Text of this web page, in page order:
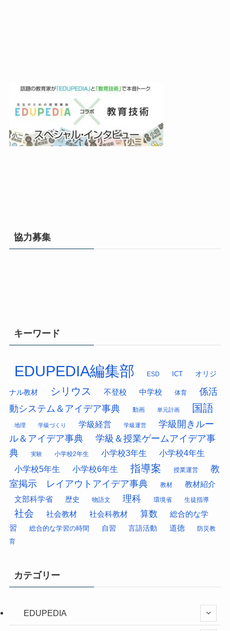
協力募集
キーワード
EDUPEDIA編集部 ESD ICT オリジ
ナル教材 シリウス 不登校 中学校 体育
係活
動システム＆アイデア事典
動画 単元計画 国語
地理 学級づくり 学級経営 学級運営
学級開きルー
ル＆アイデア事典
学級＆授業ゲームアイデア事
典
実験 小学校2年生 小学校3年生
小学校4年生
小学校5年生
小学校6年生 指導案 授業運営
教
室掲示 レイアウトアイデア事典
教材 教材紹介
文部科学省 歴史 物語文 理科 環境省 生徒指導
社会 社会教材 社会科教材 算数
総合的な学
習
総合的な学習の時間 自習 言語活動 道徳 防災教
育
カテゴリー
EDUPEDIA